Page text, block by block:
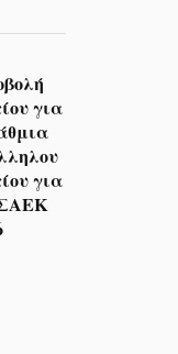
για
για
ΣΑΕΚ